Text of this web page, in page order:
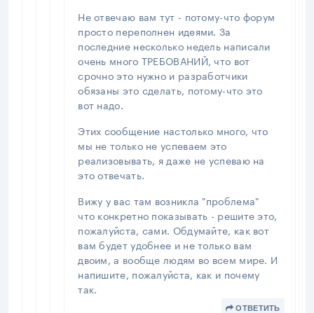
Не отвечаю вам тут - потому-что форум
просто переполнен идеями. За
последние несколько недель написали
очень много ТРЕБОВАНИЙ, что вот
срочно это нужно и разработчики
обязаны это сделать, потому-что это
вот надо.
Этих сообщение настолько много, что
мы не только не успеваем это
реализовывать, я даже не успеваю на
это отвечать.
Вижу у вас там возникла "проблема"
что конкретно показывать - решите это,
пожалуйста, сами. Обдумайте, как вот
вам будет удобнее и не только вам
двоим, а вообще людям во всем мире. И
напишите, пожалуйста, как и почему
так.
ОТВЕТИТЬ